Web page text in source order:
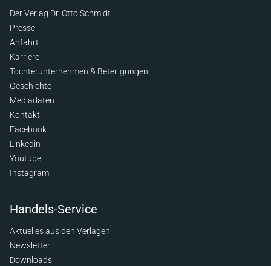
Der Verlag Dr. Otto Schmidt
Presse
Anfahrt
Karriere
Tochterunternehmen & Beteiligungen
Geschichte
Mediadaten
Kontakt
Facebook
Linkedin
Youtube
Instagram
Handels-Service
Aktuelles aus den Verlagen
Newsletter
Downloads